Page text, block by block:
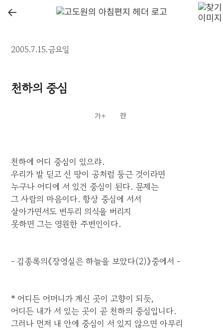
←
2005.7.15.금요일
천하의 중심
천하에 어디 중심이 있으랴.
우리가 발 딛고 선 땅이 공처럼 둥근 것이라면
누구나 어디에 서 있건 중심이 된다. 문제는
그 사람의 마음이다. 항상 중심에 서서
살아가면서도 변두리 의식을 버리지
못하면 그는 영원한 주변인이다.
- 김종록의《장영실은 하늘을 보았다(2)》중에서 -
* 어디든 어머니가 계신 곳이 고향이 되듯,
어디든 내가 서 있는 곳이 곧 천하의 중심입니다.
그러나 먼저 내 안에 중심이 서 있지 않으면 아무리